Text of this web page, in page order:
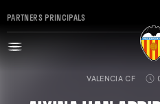
PARTNERS PRINCIPALS
VALENCIA CF